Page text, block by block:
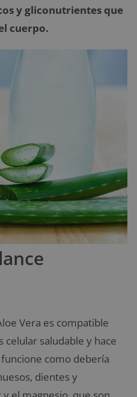
y gliconutrientes que
cuerpo.
Vera es compatible
celular saludable y hace
como debería
dientes y